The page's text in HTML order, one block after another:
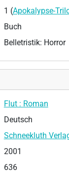
1 (Apokalypse-
Buch
Belletristik: Horror
Flut : Roman
Deutsch
Schneekluth
2001
636